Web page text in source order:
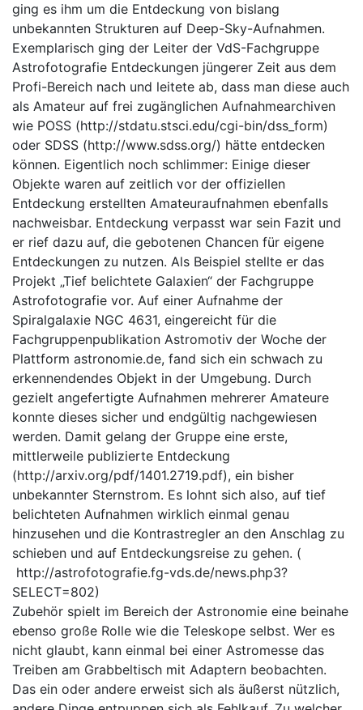
ging es ihm um die Entdeckung von bislang
unbekannten Strukturen auf Deep-Sky-Aufnahmen.
Exemplarisch ging der Leiter der VdS-Fachgruppe
Astrofotografie Entdeckungen jüngerer Zeit aus dem
Profi-Bereich nach und leitete ab, dass man diese auch
als Amateur auf frei zugänglichen Aufnahmearchiven
wie POSS (http://stdatu.stsci.edu/cgi-bin/dss_form)
oder SDSS (http://www.sdss.org/) hätte entdecken
können. Eigentlich noch schlimmer: Einige dieser
Objekte waren auf zeitlich vor der offiziellen
Entdeckung erstellten Amateuraufnahmen ebenfalls
nachweisbar. Entdeckung verpasst war sein Fazit und
er rief dazu auf, die gebotenen Chancen für eigene
Entdeckungen zu nutzen. Als Beispiel stellte er das
Projekt „Tief belichtete Galaxien“ der Fachgruppe
Astrofotografie vor. Auf einer Aufnahme der
Spiralgalaxie NGC 4631, eingereicht für die
Fachgruppenpublikation Astromotiv der Woche der
Plattform astronomie.de, fand sich ein schwach zu
erkennendendes Objekt in der Umgebung. Durch
gezielt angefertigte Aufnahmen mehrerer Amateure
konnte dieses sicher und endgültig nachgewiesen
werden. Damit gelang der Gruppe eine erste,
mittlerweile publizierte Entdeckung
(http://arxiv.org/pdf/1401.2719.pdf), ein bisher
unbekannter Sternstrom. Es lohnt sich also, auf tief
belichteten Aufnahmen wirklich einmal genau
hinzusehen und die Kontrastregler an den Anschlag zu
schieben und auf Entdeckungsreise zu gehen. (
http://astrofotografie.fg-vds.de/news.php3?
SELECT=802)
Zubehör spielt im Bereich der Astronomie eine beinahe
ebenso große Rolle wie die Teleskope selbst. Wer es
nicht glaubt, kann einmal bei einer Astromesse das
Treiben am Grabbeltisch mit Adaptern beobachten.
Das ein oder andere erweist sich als äußerst nützlich,